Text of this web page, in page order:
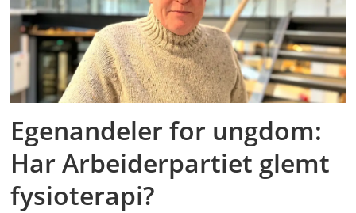
Egenandeler for ungdom:
Har Arbeiderpartiet glemt
fysioterapi?